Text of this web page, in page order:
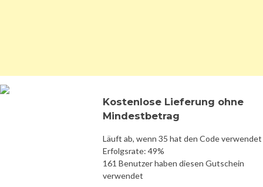
Kostenlose Lieferung ohne
Mindestbetrag
Läuft ab, wenn 35 hat den Code verwendet
Erfolgsrate: 49%
161 Benutzer haben diesen Gutschein
verwendet